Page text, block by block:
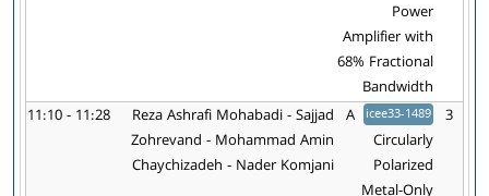
Power
Amplifier with
68% Fractional
Bandwidth
3
icee33-1489
A
Circularly
Polarized
Metal-Only
Reza Ashrafi Mohabadi - Sajjad
Zohrevand - Mohammad Amin
Chaychizadeh - Nader Komjani
11:10 - 11:28